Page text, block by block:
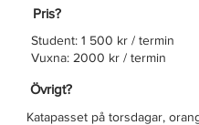
Pris?
Student: 1 500 kr / termin
Vuxna: 2000 kr / termin
Övrigt?
Katapasset på torsdagar,